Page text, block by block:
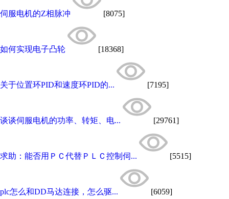
伺服电机的Z相脉冲 [8075]
如何实现电子凸轮 [18368]
关于位置环PID和速度环PID的... [7195]
谈谈伺服电机的功率、转矩、电... [29761]
求助：能否用ＰＣ代替ＰＬＣ控制伺... [5515]
plc怎么和DD马达连接，怎么驱... [6059]